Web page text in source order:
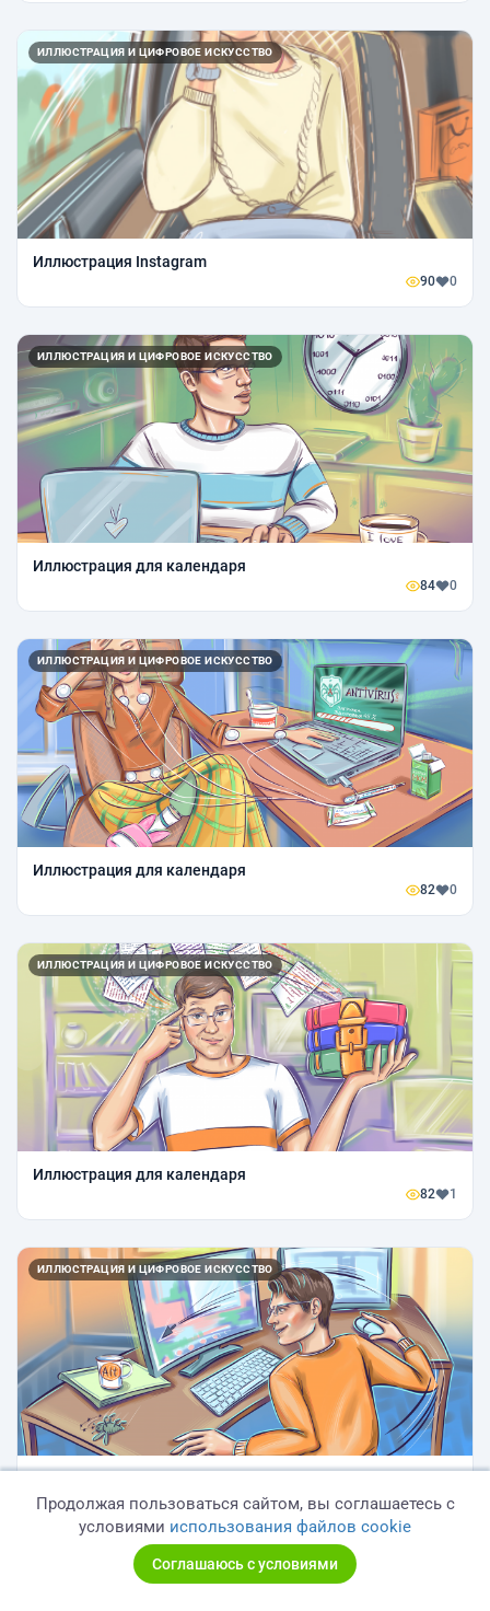
ИЛЛЮСТРАЦИЯ И ЦИФРОВОЕ ИСКУССТВО
Иллюстрация Instagram
90 0
ИЛЛЮСТРАЦИЯ И ЦИФРОВОЕ ИСКУССТВО
Иллюстрация для календаря
84 0
ИЛЛЮСТРАЦИЯ И ЦИФРОВОЕ ИСКУССТВО
Иллюстрация для календаря
82 0
ИЛЛЮСТРАЦИЯ И ЦИФРОВОЕ ИСКУССТВО
Иллюстрация для календаря
82 1
ИЛЛЮСТРАЦИЯ И ЦИФРОВОЕ ИСКУССТВО
95 0
ИЛЛЮСТРАЦИЯ И ЦИФРОВОЕ ИСКУССТВО
Продолжая пользоваться сайтом, вы соглашаетесь с
условиями использования файлов cookie
Соглашаюсь с условиями